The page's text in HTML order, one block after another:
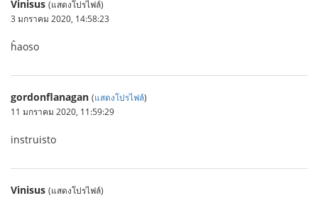
Vinisus (แสดงโปรไฟล์)
3 มกราคม 2020, 14:58:23
ĥaoso
gordonflanagan (แสดงโปรไฟล์)
11 มกราคม 2020, 11:59:29
instruisto
Vinisus (แสดงโปรไฟล์)